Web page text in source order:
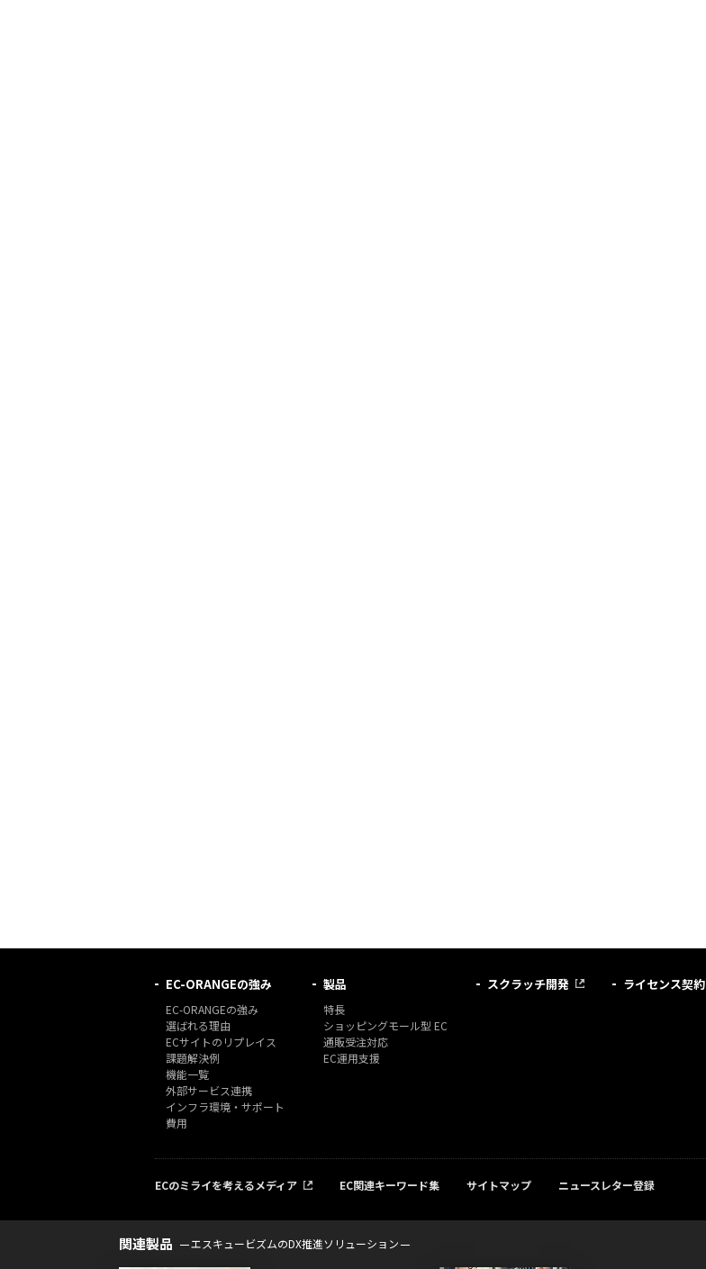
EC-ORANGEの強み
EC-ORANGEの強み
選ばれる理由
ECサイトのリプレイス
課題解決例
機能一覧
外部サービス連携
インフラ環境・サポート
費用
製品
特長
ショッピングモール型 EC
通販受注対応
EC運用支援
スクラッチ開発 ライセンス契約
ECのミライを考えるメディア EC関連キーワード集 サイトマップ ニュースレター登録
関連製品 エスキュービズムのDX推進ソリューション